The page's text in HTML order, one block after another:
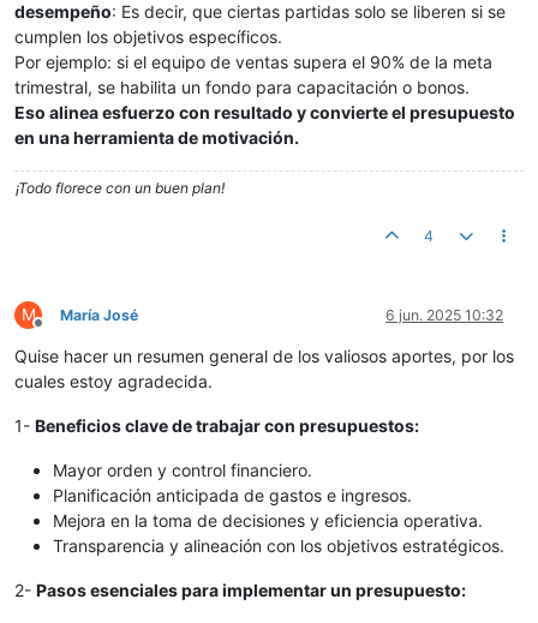
desempeño: Es decir, que ciertas partidas solo se liberen si se
cumplen los objetivos específicos.
Por ejemplo: si el equipo de ventas supera el 90% de la meta
trimestral, se habilita un fondo para capacitación o bonos.
Eso alinea esfuerzo con resultado y convierte el presupuesto
en una herramienta de motivación.
¡Todo florece con un buen plan!
4
M
Desconectado
María José 6 jun. 2025 10:32
Quise hacer un resumen general de los valiosos aportes, por los
cuales estoy agradecida.
1- Beneficios clave de trabajar con presupuestos:
Mayor orden y control financiero.
Planificación anticipada de gastos e ingresos.
Mejora en la toma de decisiones y eficiencia operativa.
Transparencia y alineación con los objetivos estratégicos.
2- Pasos esenciales para implementar un presupuesto: